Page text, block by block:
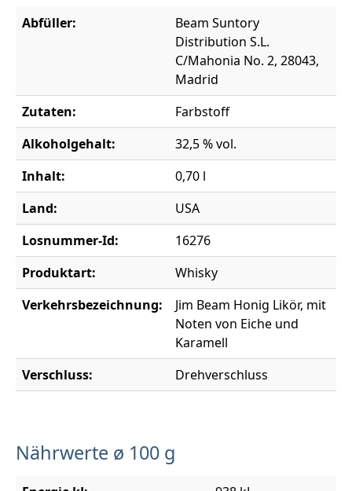
Abfüller:
Beam Suntory
Distribution S.L.
C/Mahonia No. 2, 28043,
Madrid
Zutaten:
Farbstoff
Alkoholgehalt:
32,5 % vol.
Inhalt:
0,70 l
Land:
USA
Losnummer-Id:
16276
Produktart:
Whisky
Verkehrsbezeichnung:
Jim Beam Honig Likör, mit
Noten von Eiche und
Karamell
Verschluss:
Drehverschluss
Nährwerte ø 100 g